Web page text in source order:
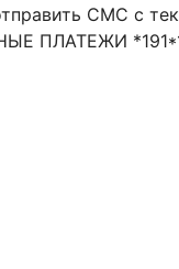
СМС с
ПЛАТЕЖИ